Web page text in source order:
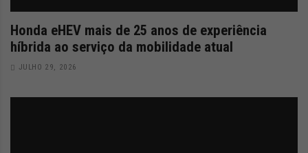
Honda eHEV mais de 25 anos de experiência
híbrida ao serviço da mobilidade atual
JULHO 29, 2026